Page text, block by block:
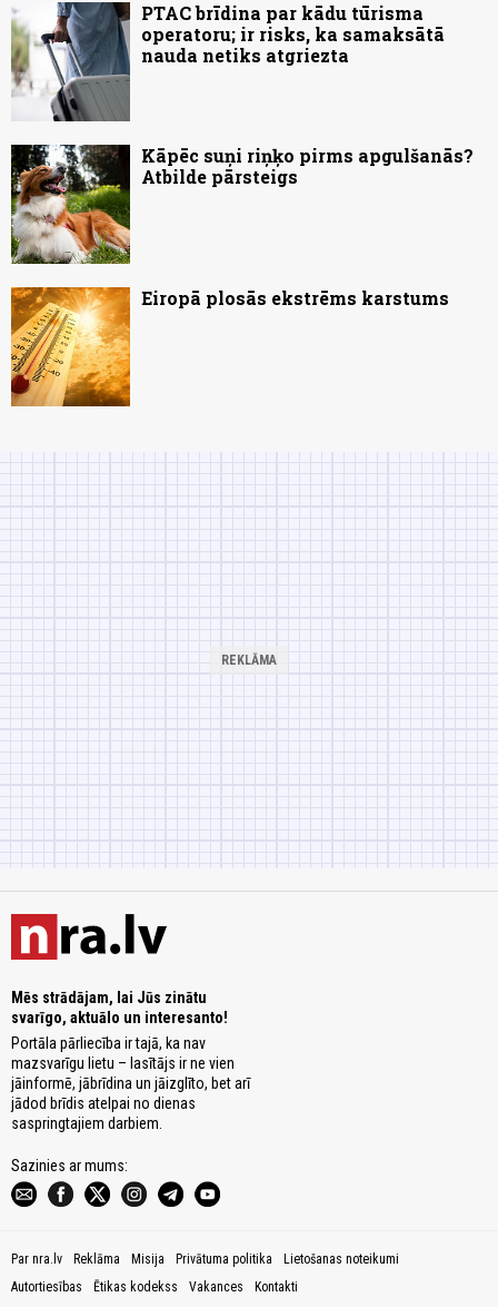
PTAC brīdina par kādu tūrisma
operatoru; ir risks, ka samaksātā
nauda netiks atgriezta
Kāpēc suņi riņķo pirms apgulšanās?
Atbilde pārsteigs
Eiropā plosās ekstrēms karstums
Mēs strādājam, lai Jūs zinātu
svarīgo, aktuālo un interesanto!
Portāla pārliecība ir tajā, ka nav
mazsvarīgu lietu – lasītājs ir ne vien
jāinformē, jābrīdina un jāizglīto, bet arī
jādod brīdis atelpai no dienas
saspringtajiem darbiem.
Sazinies ar mums:
Par nra.lv Reklāma Misija Privātuma politika
Lietošanas noteikumi
Autortiesības
Ētikas kodekss Vakances Kontakti